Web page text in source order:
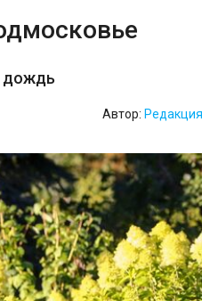
дождь
Автор: